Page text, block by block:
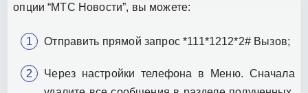
опции “МТС Новости”, вы можете:
Отправить прямой запрос *111*1212*2# Вызов;
Через настройки телефона в Меню. Сначала